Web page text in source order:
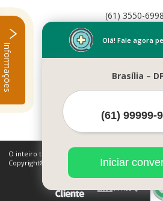
(61) 3550-6998
Home
Serviços
Contato
Mais Serviços
O inteiro teor deste site está sujeito à proteção
Copyright© Cetfisio (Lei 9610 de 19/02/1998)
Olá! Fale agora
Brasília – DF
Iniciar
Informações